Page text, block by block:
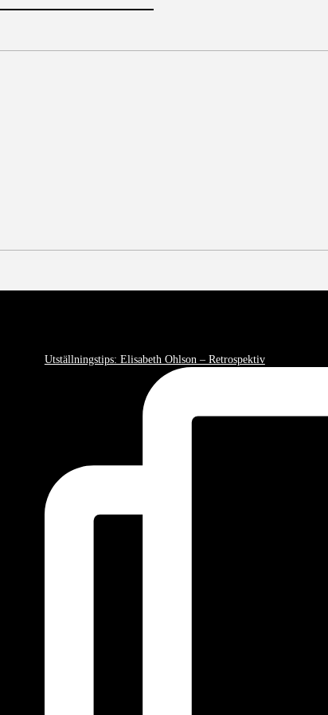
Utställningstips: Elisabeth Ohlson – Retrospektiv